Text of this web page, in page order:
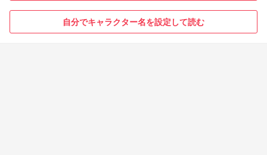
自分でキャラクター名を設定して読む